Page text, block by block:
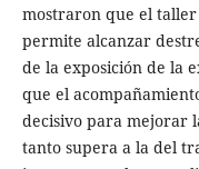
mostraron que el
permite alcanzar
de la exposición de la
que el
decisivo para mejorar
tanto supera a la del